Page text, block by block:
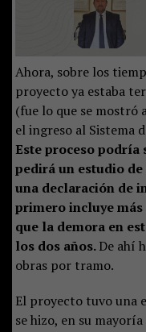
Ahora, sobre los
proyecto ya estaba
(fue lo que se mostró
el ingreso al Sistema
Este proceso podría
pedirá un estudio
una declaración de
primero incluye
que la demora en
los dos años.De ahí
obras por tramo.
El proyecto tuvo una
se hizo, en su